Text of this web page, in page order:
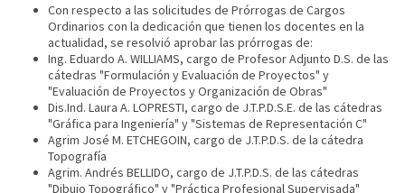
Con respecto a las solicitudes de Prórrogas de Cargos
Ordinarios con la dedicación que tienen los docentes en la
actualidad, se resolvió aprobar las prórrogas de:
Ing. Eduardo A. WILLIAMS, cargo de Profesor Adjunto D.S. de las
cátedras "Formulación y Evaluación de Proyectos" y
"Evaluación de Proyectos y Organización de Obras"
Dis.Ind. Laura A. LOPRESTI, cargo de J.T.P.D.S.E. de las cátedras
"Gráfica para Ingeniería" y "Sistemas de Representación C"
Agrim José M. ETCHEGOIN, cargo de J.T.P.D.S. de la cátedra
Topografía
Agrim. Andrés BELLIDO, cargo de J.T.P.D.S. de las cátedras
"Dibujo Topográfico" y "Práctica Profesional Supervisada"